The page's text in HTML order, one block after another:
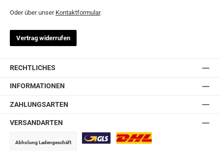
Oder über unser Kontaktformular.
Vertrag widerrufen
RECHTLICHES
INFORMATIONEN
ZAHLUNGSARTEN
VERSANDARTEN
Abholung Ladengeschäft